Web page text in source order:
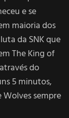
e se
maioria dos
da SNK que
The King of
do
5 minutos,
sempre